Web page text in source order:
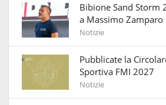
Bibione Sand Storm
a Massimo Zamparo
Notizie
Pubblicate la
Sportiva FMI 2027
Notizie